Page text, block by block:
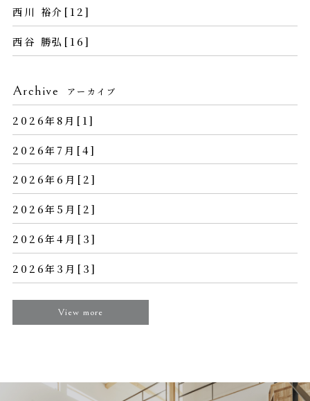
西川 裕介[12]
西谷 勝弘[16]
Archive アーカイブ
2026年8月[1]
2026年7月[4]
2026年6月[2]
2026年5月[2]
2026年4月[3]
2026年3月[3]
View more